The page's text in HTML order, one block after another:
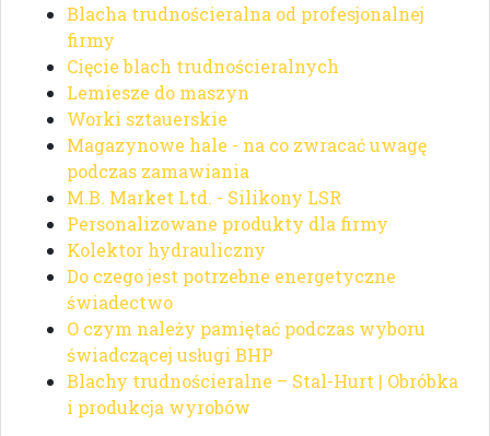
Blacha trudnościeralna od profesjonalnej
firmy
Cięcie blach trudnościeralnych
Lemiesze do maszyn
Worki sztauerskie
Magazynowe hale - na co zwracać uwagę
podczas zamawiania
M.B. Market Ltd. - Silikony LSR
Personalizowane produkty dla firmy
Kolektor hydrauliczny
Do czego jest potrzebne energetyczne
świadectwo
O czym należy pamiętać podczas wyboru
świadczącej usługi BHP
Blachy trudnościeralne – Stal-Hurt | Obróbka
i produkcja wyrobów